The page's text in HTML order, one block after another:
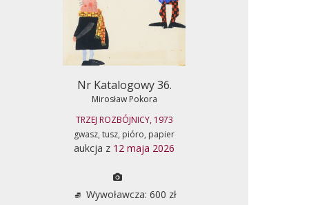
Nr Katalogowy 36.
Mirosław Pokora
TRZEJ ROZBÓJNICY, 1973
gwasz, tusz, pióro, papier
aukcja z 12 maja 2026
Wywoławcza: 600 zł